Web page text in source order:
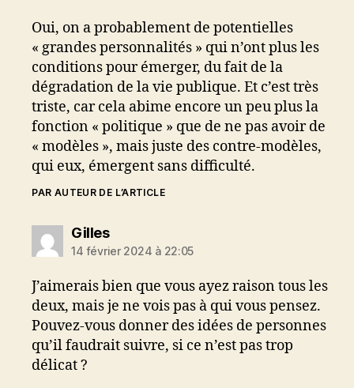
Oui, on a probablement de potentielles
« grandes personnalités » qui n’ont plus les
conditions pour émerger, du fait de la
dégradation de la vie publique. Et c’est très
triste, car cela abime encore un peu plus la
fonction « politique » que de ne pas avoir de
« modèles », mais juste des contre-modèles,
qui eux, émergent sans difficulté.
PAR AUTEUR DE L’ARTICLE
Gillesdit :
14 février 2024 à 22:05
J’aimerais bien que vous ayez raison tous les
deux, mais je ne vois pas à qui vous pensez.
Pouvez-vous donner des idées de personnes
qu’il faudrait suivre, si ce n’est pas trop
délicat ?